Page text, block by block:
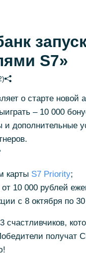
S7»
о старте новой
– 10 000
и дополнительные
карты S7 Priority;
от 10 000 рублей
с 8 октября по
счастливчиков,
получат